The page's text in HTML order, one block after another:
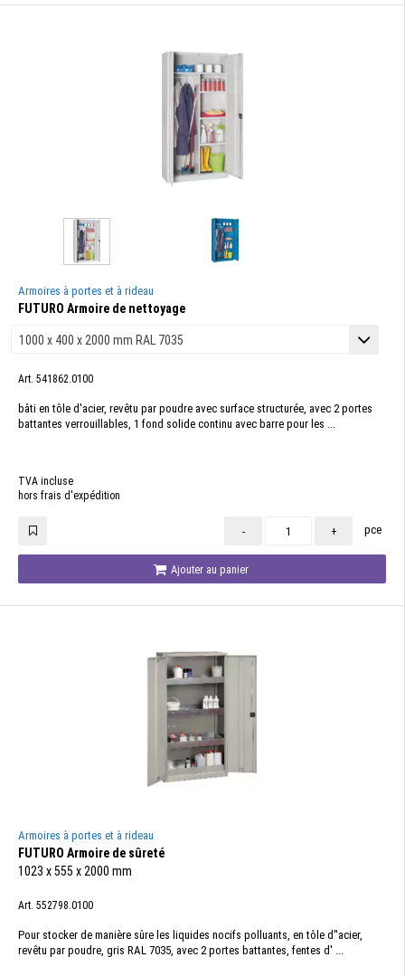
Armoires à portes et à rideau
FUTURO Armoire de nettoyage
Art. 541862.0100
bâti en tôle d'acier, revêtu par poudre avec surface structurée, avec 2 portes
battantes verrouillables, 1 fond solide continu avec barre pour les ...
TVA incluse
hors frais d'expédition
- + pce
Ajouter au panier
Armoires à portes et à rideau
FUTURO Armoire de sûreté
1023 x 555 x 2000 mm
Art. 552798.0100
Pour stocker de manière sûre les liquides nocifs polluants, en tôle d''acier,
revêtu par poudre, gris RAL 7035, avec 2 portes battantes, fentes d' ...